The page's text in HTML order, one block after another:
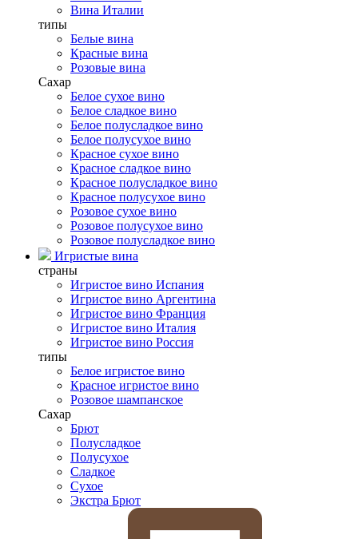
Вина Италии
типы
Белые вина
Красные вина
Розовые вина
Сахар
Белое сухое вино
Белое сладкое вино
Белое полусладкое вино
Белое полусухое вино
Красное сухое вино
Красное сладкое вино
Красное полусладкое вино
Красное полусухое вино
Розовое сухое вино
Розовое полусухое вино
Розовое полусладкое вино
Игристые вина
страны
Игристое вино Испания
Игристое вино Аргентина
Игристое вино Франция
Игристое вино Италия
Игристое вино Россия
типы
Белое игристое вино
Красное игристое вино
Розовое шампанское
Сахар
Брют
Полусладкое
Полусухое
Сладкое
Сухое
Экстра Брют